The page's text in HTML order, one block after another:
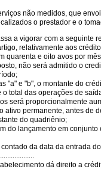
não medidos, que
o prestador e o
a vigorar com a seguinte
relativamente aos
quarenta e oito avos por
não será admitido o
"a" e "b", o montante do
total das operações de
será proporcionalmente
ativo permanente, antes de
do quadriênio;
do lançamento em
da data da entrada
dá direito a